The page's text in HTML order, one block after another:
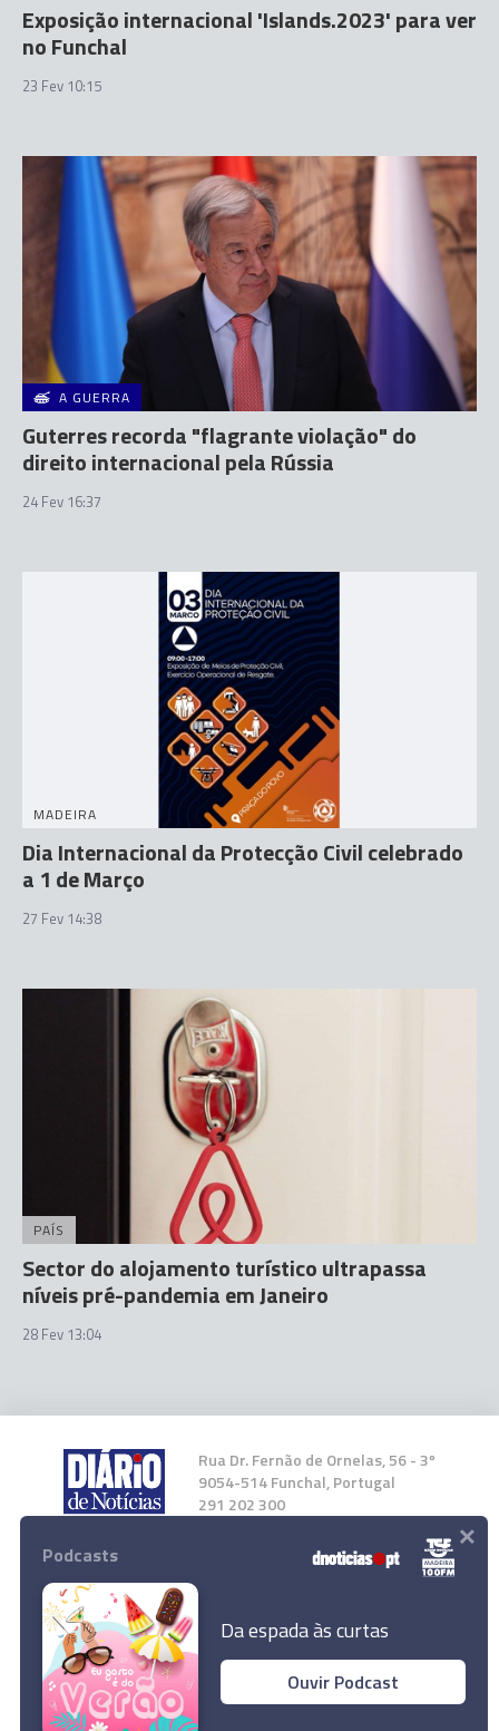
Exposição internacional 'Islands.2023' para ver
no Funchal
23 Fev 10:15
A GUERRA
Guterres recorda "flagrante violação" do
direito internacional pela Rússia
24 Fev 16:37
MADEIRA
Dia Internacional da Protecção Civil celebrado
a 1 de Março
27 Fev 14:38
PAÍS
Sector do alojamento turístico ultrapassa
níveis pré-pandemia em Janeiro
28 Fev 13:04
Rua Dr. Fernão de Ornelas, 56 - 3º
9054-514 Funchal, Portugal
291 202 300
Instale a nossa App
© 2023 Empresa Diário de Notícias, Lda.
Podcasts
Da espada às curtas
Ouvir Podcast
×